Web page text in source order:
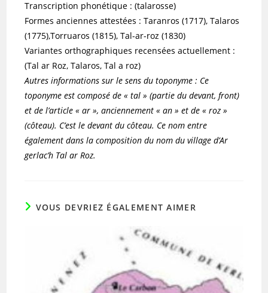
Transcription phonétique : (talarosse)
Formes anciennes attestées : Taranros (1717), Talaros
(1775),Torruaros (1815), Tal-ar-roz (1830)
Variantes orthographiques recensées actuellement :
(Tal ar Roz, Talaros, Tal a roz)
Autres informations sur le sens du toponyme : Ce
toponyme est composé de « tal » (partie du devant, front)
et de l’article « ar », anciennement « an » et de « roz »
(côteau). C’est le devant du côteau. Ce nom entre
également dans la composition du nom du village d’Ar
gerlac’h Tal ar Roz.
VOUS DEVRIEZ ÉGALEMENT AIMER